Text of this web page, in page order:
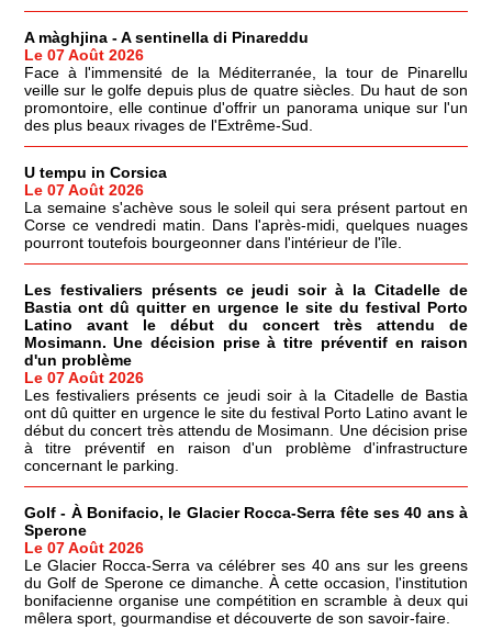
A màghjina - A sentinella di Pinareddu
Le 07 Août 2026
Face à l'immensité de la Méditerranée, la tour de Pinarellu
veille sur le golfe depuis plus de quatre siècles. Du haut de son
promontoire, elle continue d'offrir un panorama unique sur l'un
des plus beaux rivages de l'Extrême-Sud.
U tempu in Corsica
Le 07 Août 2026
La semaine s'achève sous le soleil qui sera présent partout en
Corse ce vendredi matin. Dans l'après-midi, quelques nuages
pourront toutefois bourgeonner dans l'intérieur de l'île.
Les festivaliers présents ce jeudi soir à la Citadelle de
Bastia ont dû quitter en urgence le site du festival Porto
Latino avant le début du concert très attendu de
Mosimann. Une décision prise à titre préventif en raison
d'un problème
Le 07 Août 2026
Les festivaliers présents ce jeudi soir à la Citadelle de Bastia
ont dû quitter en urgence le site du festival Porto Latino avant le
début du concert très attendu de Mosimann. Une décision prise
à titre préventif en raison d'un problème d'infrastructure
concernant le parking.
Golf - À Bonifacio, le Glacier Rocca-Serra fête ses 40 ans à
Sperone
Le 07 Août 2026
Le Glacier Rocca-Serra va célébrer ses 40 ans sur les greens
du Golf de Sperone ce dimanche. À cette occasion, l'institution
bonifacienne organise une compétition en scramble à deux qui
mêlera sport, gourmandise et découverte de son savoir-faire.